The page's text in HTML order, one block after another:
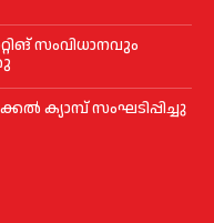
സംവിധാനവും
ക്യാമ്പ് സംഘടിപ്പിച്ചു